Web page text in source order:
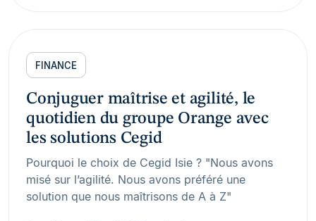
FINANCE
Conjuguer maîtrise et agilité, le
quotidien du groupe Orange avec
les solutions Cegid
Pourquoi le choix de Cegid Isie ? "Nous avons
misé sur l’agilité. Nous avons préféré une
solution que nous maîtrisons de A à Z"